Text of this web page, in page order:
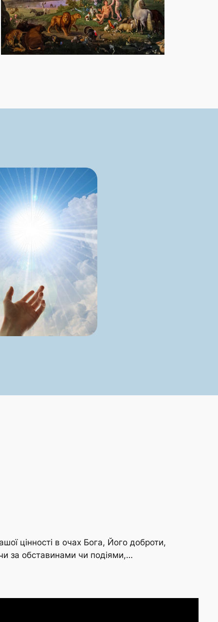
цінності в очах Бога, Його доброти,
за обставинами чи подіями,…